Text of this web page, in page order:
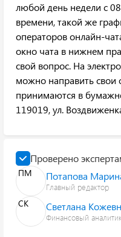
любой день недели с
времени, такой же
операторов онлайн-
окно чата в нижнем
свой вопрос. На
можно направить свои
принимаются в
119019, ул.
Проверено
ПМ Потапова
Главный редактор
СК Светлана
Финансовый аналитик